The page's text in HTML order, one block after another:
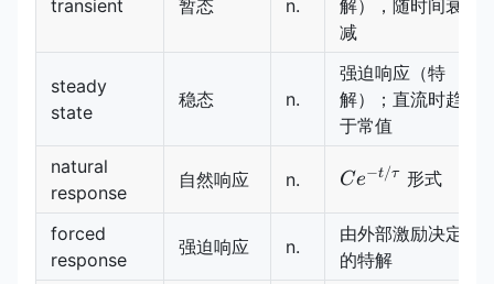
transient 暂态 n.
解），随时间衰
减
steady
state
稳态 n.
强迫响应（特
解）；直流时趋
于常值
natural
response
自然响应 n.
C e^{-
Ce−t/τ 形式
forced
response
强迫响应 n.
由外部激励决定
的特解